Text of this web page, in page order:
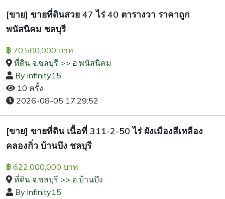
[ขาย] ขายที่ดินสวย 47 ไร่ 40 ตารางวา ราคาถูก
พนัสนิคม ชลบุรี
฿ 70,500,000 บาท
ที่ดิน จ.ชลบุรี >> อ.พนัสนิคม
By infinity15
10 ครั้ง
2026-08-05 17:29:52
[ขาย] ขายที่ดิน เนื้อที่ 311-2-50 ไร่ ผังเมืองสีเหลือง
คลองกิ่ว บ้านบึง ชลบุรี
฿ 622,000,000 บาท
ที่ดิน จ.ชลบุรี >> อ.บ้านบึง
By infinity15